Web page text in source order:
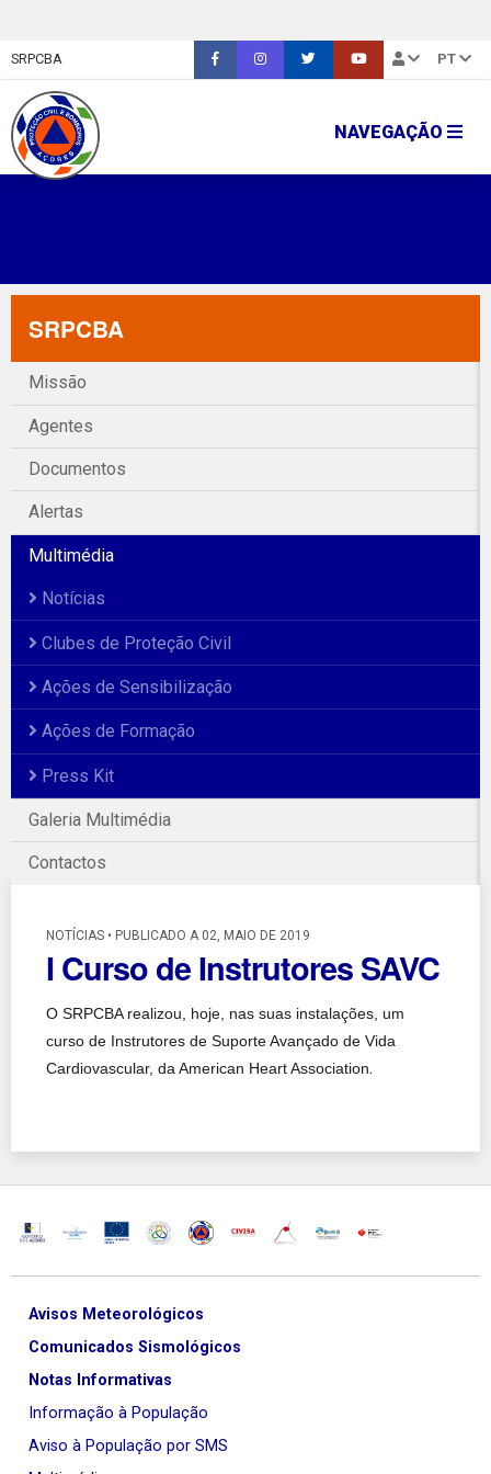
SRPCBA PT
NAVEGAÇÃO
SRPCBA
Missão
Agentes
Documentos
Alertas
Multimédia
Notícias
Clubes de Proteção Civil
Ações de Sensibilização
Ações de Formação
Press Kit
Galeria Multimédia
Contactos
NOTÍCIAS • PUBLICADO A 02, MAIO DE 2019
I Curso de Instrutores SAVC
O SRPCBA realizou, hoje, nas suas instalações, um
curso de Instrutores de Suporte Avançado de Vida
Cardiovascular, da American Heart Association.
Avisos Meteorológicos
Comunicados Sismológicos
Notas Informativas
Informação à População
Aviso à População por SMS